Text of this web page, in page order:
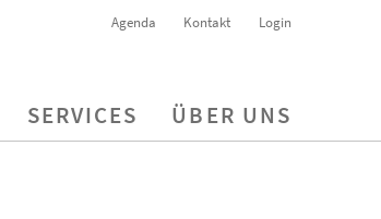
Agenda Kontakt Login
SERVICES ÜBER UNS